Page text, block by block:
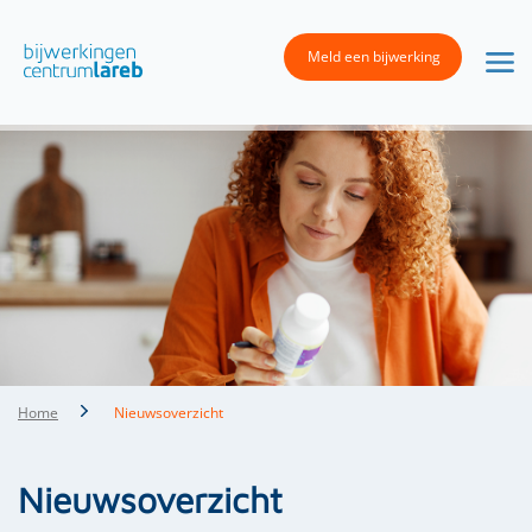
Meld een bijwerking
Home Nieuwsoverzicht
Nieuwsoverzicht